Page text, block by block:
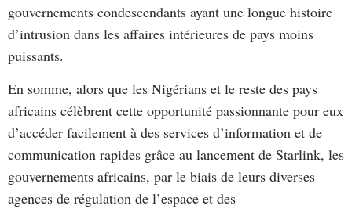
gouvernements condescendants ayant une longue histoire
d’intrusion dans les affaires intérieures de pays moins
puissants.
En somme, alors que les Nigérians et le reste des pays
africains célèbrent cette opportunité passionnante pour eux
d’accéder facilement à des services d’information et de
communication rapides grâce au lancement de Starlink, les
gouvernements africains, par le biais de leurs diverses
agences de régulation de l’espace et des